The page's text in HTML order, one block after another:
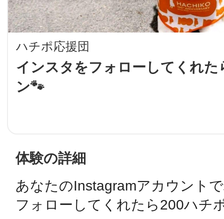
ハチポ応援団
インスタをフォローしてくれた
ン🐾
LINE
URLをコピー
体験の詳細
あなたのInstagramアカウント
フォローしてくれたら200ハチ
地域に導入を
智頭